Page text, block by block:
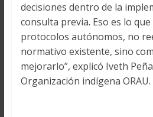
decisiones dentro de la
consulta previa. Eso es lo
protocolos autónomos, no
normativo existente, sino
mejorarlo”, explicó Iveth
Organización indígena ORAU.